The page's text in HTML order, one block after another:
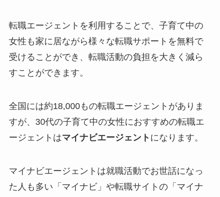
転職エージェントを利用することで、子育て中の
女性も家に居ながら様々な転職サポートを無料で
受けることができ、転職活動の負担を大きく減ら
すことができます。
全国には約18,000もの転職エージェントがありま
すが、30代の子育て中の女性におすすめの転職エ
ージェントはマイナビエージェント になります。
マイナビエージェントは就職活動でお世話になっ
た人も多い「マイナビ」や転職サイトの「マイナ